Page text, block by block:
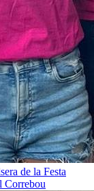
de la Festa
Correbou